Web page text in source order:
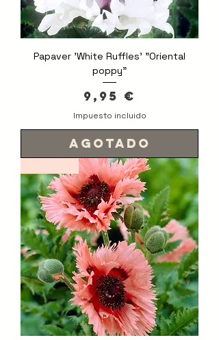
Papaver 'White Ruffles' "Oriental
poppy"
Precio
9,95 €
Impuesto incluido
Agotado